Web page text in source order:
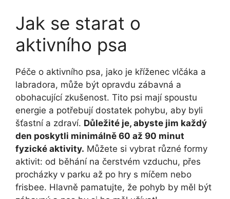
Jak se starat o
aktivního psa
Péče o aktivního psa, jako je kříženec vlčáka a
labradora, může být opravdu zábavná a
obohacující zkušenost. Tito psi mají spoustu
energie a potřebují dostatek pohybu, aby byli
šťastní a zdraví. Důležité je, abyste jim každý
den poskytli minimálně 60 až 90 minut
fyzické aktivity. Můžete si vybrat různé formy
aktivit: od běhání na čerstvém vzduchu, přes
procházky v parku až po hry s míčem nebo
frisbee. Hlavně pamatujte, že pohyb by měl být